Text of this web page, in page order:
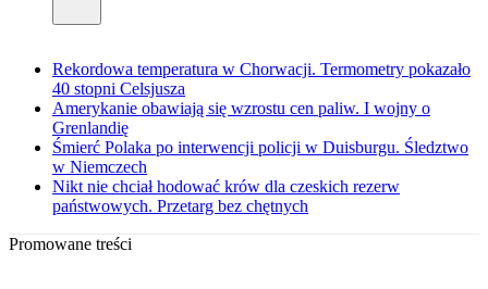
Rekordowa temperatura w Chorwacji. Termometry pokazało
40 stopni Celsjusza
Amerykanie obawiają się wzrostu cen paliw. I wojny o
Grenlandię
Śmierć Polaka po interwencji policji w Duisburgu. Śledztwo
w Niemczech
Nikt nie chciał hodować krów dla czeskich rezerw
państwowych. Przetarg bez chętnych
Promowane treści